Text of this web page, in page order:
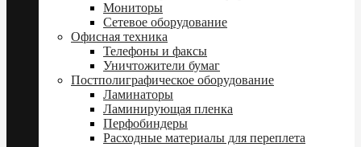
Мониторы
Сетевое оборудование
Офисная техника
Телефоны и факсы
Уничтожители бумаг
Постполиграфическое оборудование
Ламинаторы
Ламинирующая пленка
Перфобиндеры
Расходные материалы для переплета